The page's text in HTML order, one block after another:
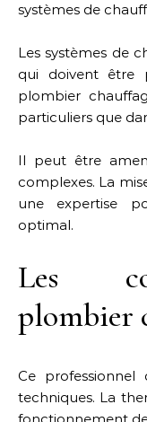
systèmes de
Les systèmes de
qui doivent être
plombier
particuliers que
Il peut être
complexes. La
une expertise
optimal.
Les
plombier
Ce professionnel
techniques. La